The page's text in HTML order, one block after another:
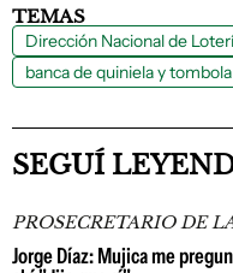
TEMAS
Dirección Nacional de
banca de quiniela y
SEGUÍ
PROSECRETARIO DE
Jorge Díaz: Mujica me